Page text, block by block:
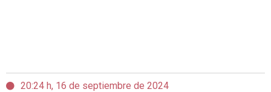
20:24 h, 16 de septiembre de 2024